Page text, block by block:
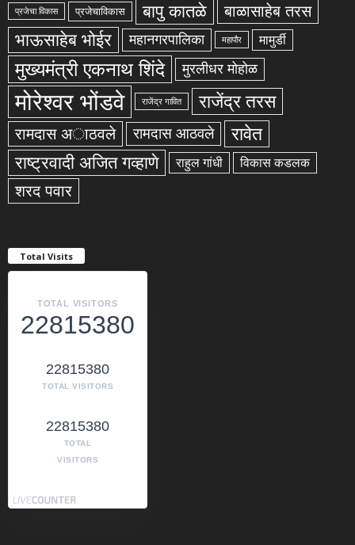
प्रजेचा विकास प्रजेचाविकास बापु कातळे बाळासाहेब तरस
भाऊसाहेब भोईर महानगरपालिका महापौर मामुर्डी
मुख्यमंत्री एकनाथ शिंदे मुरलीधर मोहोळ
मोरेश्वर भोंडवे राजेंद्र गावित राजेंद्र तरस
रामदास अाठवले रामदास आठवले रावेत
राष्ट्रवादी अजित गव्हाणे राहुल गांधी विकास कडलक
शरद पवार
Total Visits
TOTAL VISITORS
22815380
22815380
TOTAL VISITORS
22815380
TOTAL
VISITORS